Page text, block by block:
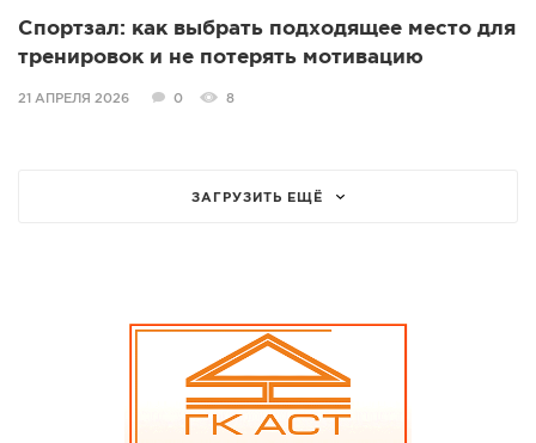
Спортзал: как выбрать подходящее место для
тренировок и не потерять мотивацию
21 АПРЕЛЯ 2026 0 8
ЗАГРУЗИТЬ ЕЩЁ